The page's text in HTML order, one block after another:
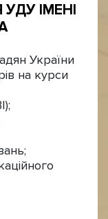
ІМЕНІ
України
на курси